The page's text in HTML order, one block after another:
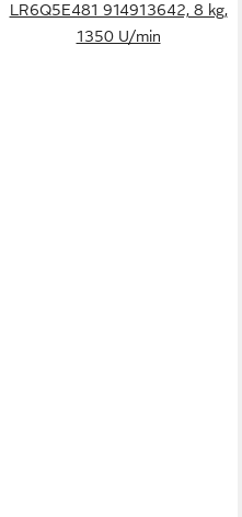
LR6Q5E481 914913642, 8 kg,
1350 U/min